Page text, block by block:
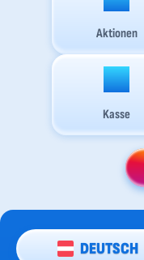
Aktionen
Kasse
DEUTSCH